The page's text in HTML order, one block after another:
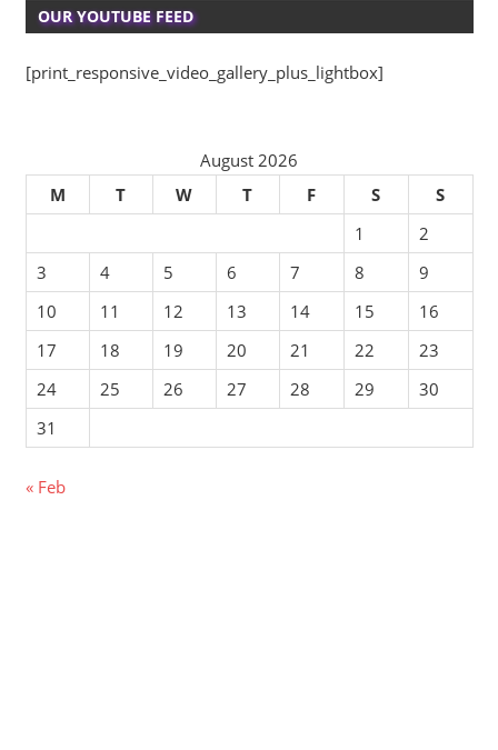
OUR YOUTUBE FEED
[print_responsive_video_gallery_plus_lightbox]
August 2026
M
T W T F S
S
1
2
3
4 5 6 7 8
9
10
11 12 13 14 15
16
17
18 19 20 21 22
23
24
25 26 27 28 29
30
31
« Feb